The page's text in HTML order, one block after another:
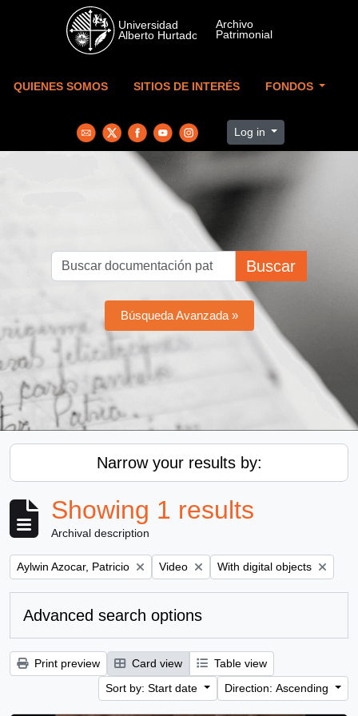
Skip to main content
QUIENES SOMOS SITIOS DE INTERÉS FONDOS
Log in
Buscar
Búsqueda Avanzada »
Narrow your results by:
Showing 1 results
Archival description
Remove filter:
Aylwin Azocar, Patricio Remove filter:
Video Remove filter:
With digital objects
Advanced search options
Print preview Card view
Table view
Sort by: Start date
Direction: Ascending